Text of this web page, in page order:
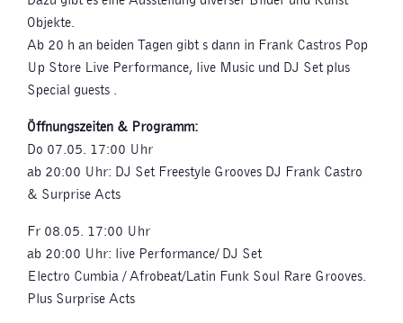
Objekte.
Ab 20 h an beiden Tagen gibt s dann in Frank Castros Pop
Up Store Live Performance, live Music und DJ Set plus
Special guests .
Öffnungszeiten & Programm:
Do 07.05. 17:00 Uhr
ab 20:00 Uhr: DJ Set Freestyle Grooves DJ Frank Castro
& Surprise Acts
Fr 08.05. 17:00 Uhr
ab 20:00 Uhr: live Performance/ DJ Set
Electro Cumbia / Afrobeat/Latin Funk Soul Rare Grooves.
Plus Surprise Acts